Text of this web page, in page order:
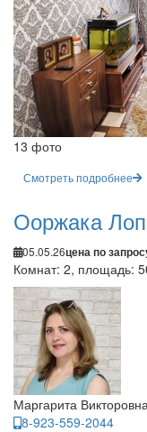
13 фото
Смотреть подробнее
Ооржака
05.05.26цена по
Комнат: 2, площадь:
Маргарита
8-923-559-2044